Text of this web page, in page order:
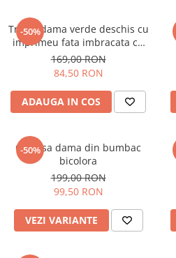
-50%
Tricou dama verde deschis cu
imprimeu fata imbracata cu
alb si inghetata in mana
169,00 RON
84,50 RON
ADAUGA IN COS
-50%
Camasa dama din bumbac
bicolora
199,00 RON
99,50 RON
VEZI VARIANTE